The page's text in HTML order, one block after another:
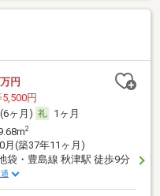
万円
円
ヶ月)
1ヶ月
2
月(築37年11ヶ月)
袋・豊島線 秋津駅 徒歩9分